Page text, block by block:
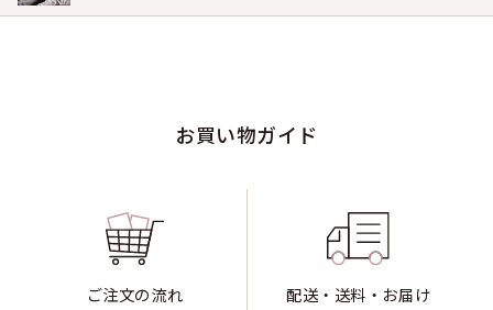
お買い物ガイド
ご注文の流れ 配送・送料・お届け